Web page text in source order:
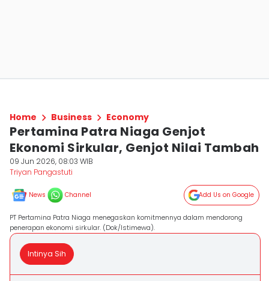
Home Business Economy
Pertamina Patra Niaga Genjot
Ekonomi Sirkular, Genjot Nilai Tambah
09 Jun 2026, 08:03 WIB
Triyan Pangastuti
News Channel Add Us on Google
PT Pertamina Patra Niaga menegaskan komitmennya dalam mendorong
penerapan ekonomi sirkular. (Dok/Istimewa).
Intinya Sih